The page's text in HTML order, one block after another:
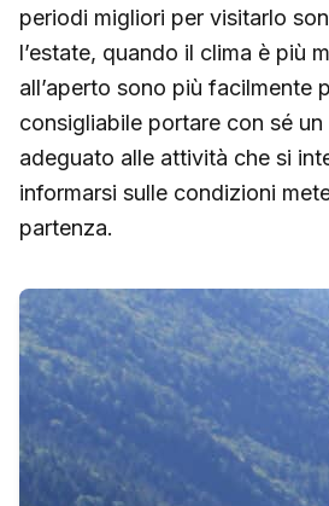
periodi migliori per visitarlo
l’estate, quando il clima è più
all’aperto sono più facilmente
consigliabile portare con sé
adeguato alle attività che si
informarsi sulle condizioni
partenza.